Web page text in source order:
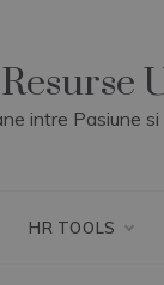
intre Pasiune si
HR TOOLS